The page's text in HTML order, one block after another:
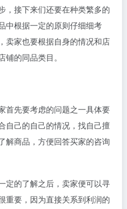
，接下来们还要在种类繁多的
中根据一定的原则仔细细考
卖家也要根据自身的情况和店
的同品类目。
先要考虑的问题之一具体要
自己的自己的情况，找自己擅
解商品，方便回答买家的咨询
的了解之后，卖家便可以寻
重要，因为直接关系到利润的